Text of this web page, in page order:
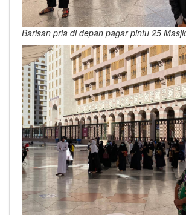
Barisan pria di depan pagar pintu 25